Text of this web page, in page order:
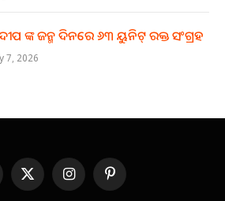
ଙ୍କ ଜନ୍ମ ଦିନରେ ୬୩ ୟୁନିଟ୍ ରକ୍ତ ସଂଗ୍ରହ
7, 2026
X
(Twitter)
InstagramPinterest